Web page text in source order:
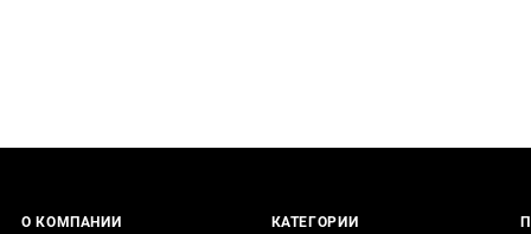
О КОМПАНИИ КАТЕГОРИИ